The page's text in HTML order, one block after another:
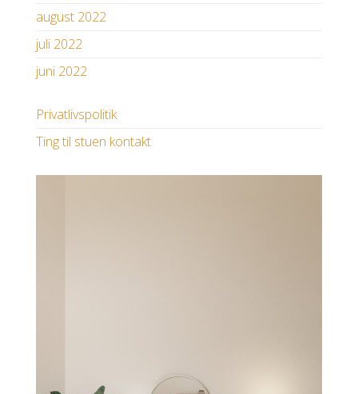
august 2022
juli 2022
juni 2022
Privatlivspolitik
Ting til stuen kontakt